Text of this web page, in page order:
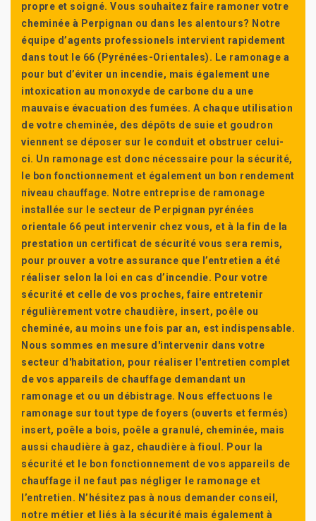
propre et soigné. Vous souhaitez faire ramoner votre
cheminée à Perpignan ou dans les alentours? Notre
équipe d’agents professionels intervient rapidement
dans tout le 66 (Pyrénées-Orientales). Le ramonage a
pour but d’éviter un incendie, mais également une
intoxication au monoxyde de carbone du a une
mauvaise évacuation des fumées. A chaque utilisation
de votre cheminée, des dépôts de suie et goudron
viennent se déposer sur le conduit et obstruer celui-
ci. Un ramonage est donc nécessaire pour la sécurité,
le bon fonctionnement et également un bon rendement
niveau chauffage. Notre entreprise de ramonage
installée sur le secteur de Perpignan pyrénées
orientale 66 peut intervenir chez vous, et à la fin de la
prestation un certificat de sécurité vous sera remis,
pour prouver a votre assurance que l’entretien a été
réaliser selon la loi en cas d’incendie. Pour votre
sécurité et celle de vos proches, faire entretenir
régulièrement votre chaudière, insert, poêle ou
cheminée, au moins une fois par an, est indispensable.
Nous sommes en mesure d'intervenir dans votre
secteur d'habitation, pour réaliser l'entretien complet
de vos appareils de chauffage demandant un
ramonage et ou un débistrage. Nous effectuons le
ramonage sur tout type de foyers (ouverts et fermés)
insert, poêle a bois, poêle a granulé, cheminée, mais
aussi chaudière à gaz, chaudière à fioul. Pour la
sécurité et le bon fonctionnement de vos appareils de
chauffage il ne faut pas négliger le ramonage et
l’entretien. N’hésitez pas à nous demander conseil,
notre métier et liés à la sécurité mais également à